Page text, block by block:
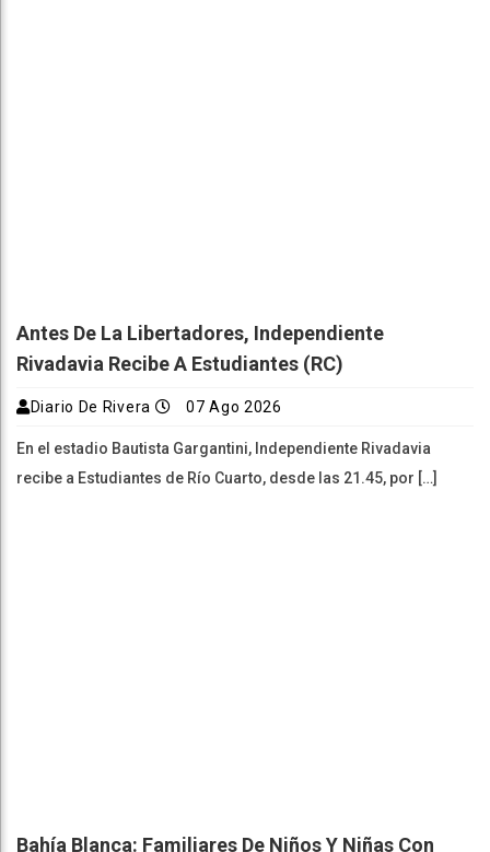
Antes De La Libertadores, Independiente
Rivadavia Recibe A Estudiantes (RC)
Diario De Rivera 07 Ago 2026
En el estadio Bautista Gargantini, Independiente Rivadavia
recibe a Estudiantes de Río Cuarto, desde las 21.45, por […]
Bahía Blanca: Familiares De Niños Y Niñas Con